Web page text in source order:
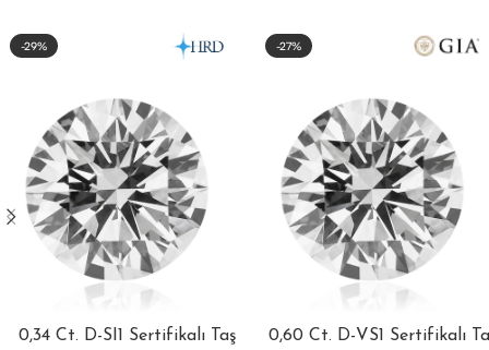
-29%
0,34 Ct. D-SI1 Sertifikalı Taş
-27%
0,60 Ct. D-VS1 Sertifikalı